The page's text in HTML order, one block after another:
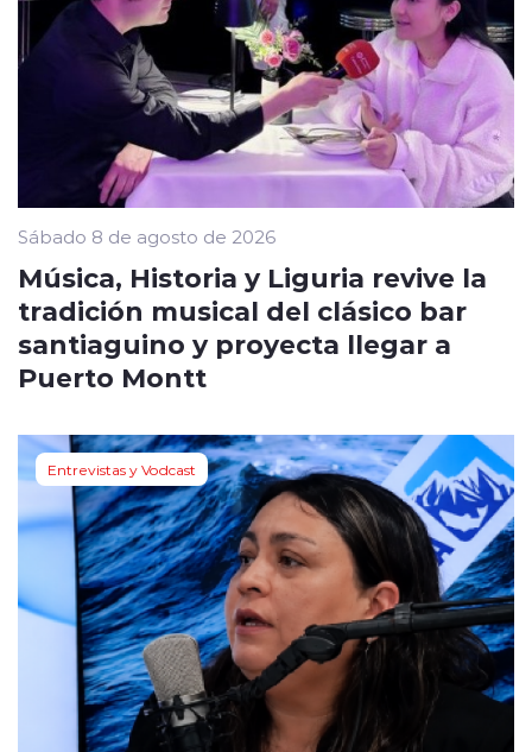
Sábado 8 de agosto de 2026
Música, Historia y Liguria revive la
tradición musical del clásico bar
santiaguino y proyecta llegar a
Puerto Montt
Entrevistas y Vodcast